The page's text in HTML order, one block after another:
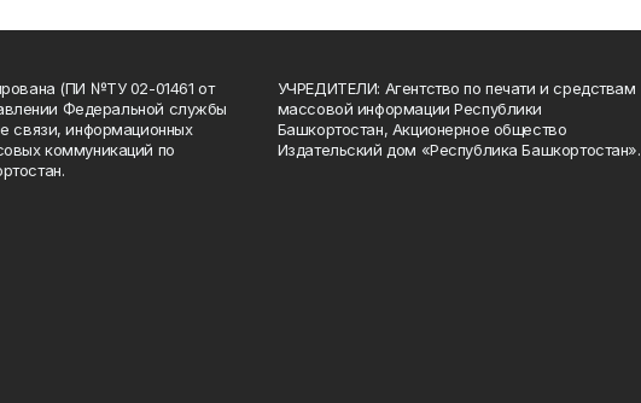
(ПИ №ТУ 02-01461 от
Федеральной службы
связи, информационных
коммуникаций по
УЧРЕДИТЕЛИ: Агентство по печати и средствам
массовой информации Республики
Башкортостан, Акционерное общество
Издательский дом «Республика Башкортостан».